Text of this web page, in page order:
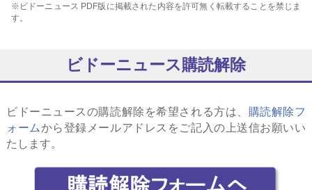
※ビドーニュース PDF版に掲載された内容を許可無く転載することを禁じま
す。
ビドーニュース購読解除
ビドーニュースの購読解除を希望される方は、 購読解除フ
ォームから登録メールアドレスをご記入の上送信お願いい
たします。